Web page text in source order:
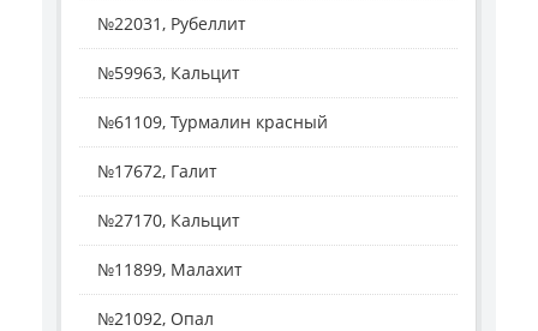
№22031, Рубеллит
№59963, Кальцит
№61109, Турмалин красный
№17672, Галит
№27170, Кальцит
№11899, Малахит
№21092, Опал